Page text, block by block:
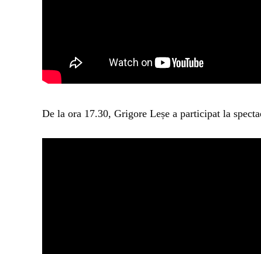
De la ora 17.30, Grigore Leșe a participat la